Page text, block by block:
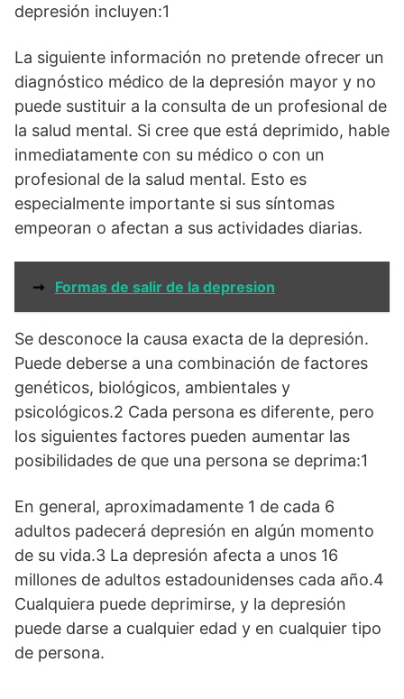
depresión incluyen:1
La siguiente información no pretende ofrecer un
diagnóstico médico de la depresión mayor y no
puede sustituir a la consulta de un profesional de
la salud mental. Si cree que está deprimido, hable
inmediatamente con su médico o con un
profesional de la salud mental. Esto es
especialmente importante si sus síntomas
empeoran o afectan a sus actividades diarias.
➞ Formas de salir de la depresion
Se desconoce la causa exacta de la depresión.
Puede deberse a una combinación de factores
genéticos, biológicos, ambientales y
psicológicos.2 Cada persona es diferente, pero
los siguientes factores pueden aumentar las
posibilidades de que una persona se deprima:1
En general, aproximadamente 1 de cada 6
adultos padecerá depresión en algún momento
de su vida.3 La depresión afecta a unos 16
millones de adultos estadounidenses cada año.4
Cualquiera puede deprimirse, y la depresión
puede darse a cualquier edad y en cualquier tipo
de persona.